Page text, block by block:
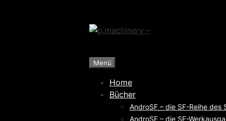
Menü
Home
Bücher
AndroSF – die SF-Reihe des
AndroSF – die SF-